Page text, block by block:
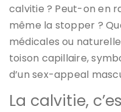
calvitie ? Peut-on en
même la stopper ?
médicales ou
toison capillaire,
d’un sex-appeal
La calvitie,